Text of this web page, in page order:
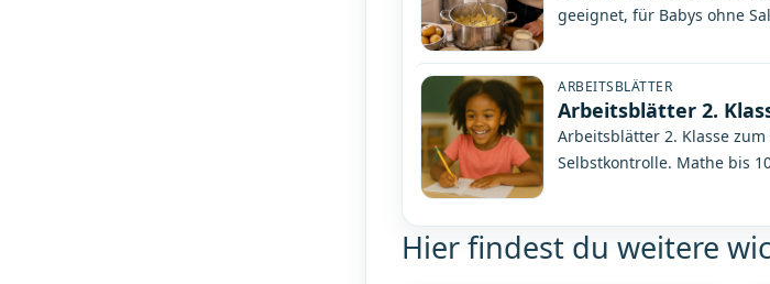
geeignet, für Babys ohne
ARBEITSBLÄTTER
Arbeitsblätter 2.
Arbeitsblätter 2. Klasse
Selbstkontrolle. Mathe bis
Hier findest du weitere